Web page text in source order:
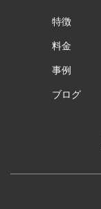
特徴
料金
事例
ブログ